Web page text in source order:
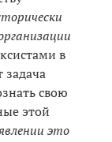
в
задача
свою
этой
это